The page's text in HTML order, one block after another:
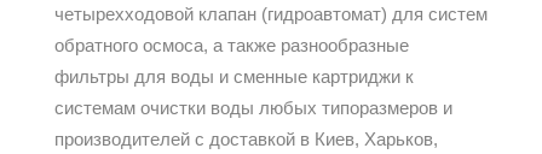
четырехходовой клапан (гидроавтомат) для систем
обратного осмоса, а также разнообразные
фильтры для воды и сменные картриджи к
системам очистки воды любых типоразмеров и
производителей с доставкой в Киев, Харьков,